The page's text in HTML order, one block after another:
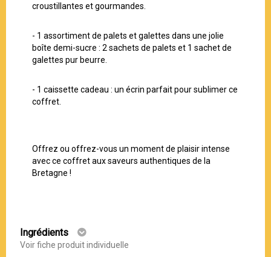
croustillantes et gourmandes.
- 1 assortiment de palets et galettes dans une jolie
boîte demi-sucre : 2 sachets de palets et 1 sachet de
galettes pur beurre.
- 1 caissette cadeau : un écrin parfait pour sublimer ce
coffret.
Offrez ou offrez-vous un moment de plaisir intense
avec ce coffret aux saveurs authentiques de la
Bretagne !
Ingrédients
Voir fiche produit individuelle